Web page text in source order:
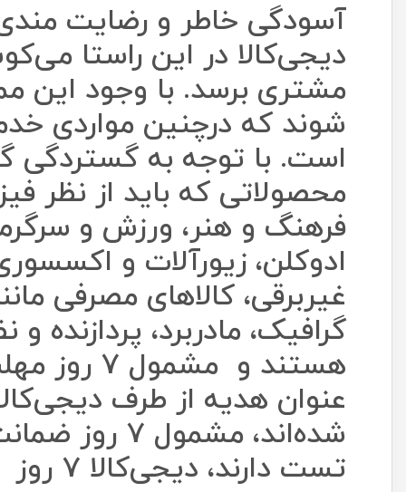
آسودگی خاطر و رضایت
دیجی‌کالا در این راستا
مشتری برسد. با وجود این
شوند که درچنین مواردی
است. با توجه به گستردگی
محصولاتی که باید از نظر
فرهنگ و هنر، ورزش و
ادوکلن، زیورآلات و
غیربرقی، کالاهای مصرفی
گرافیک، مادربرد،
هستند و
عنوان هدیه‌ از طرف
شده‌اند،
تست دارند، دیجی‌کالا 7 روز فرصت برای بازگشت درنظر گرفته است.